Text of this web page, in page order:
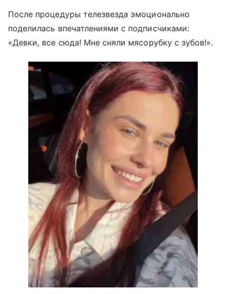
После процедуры телезвезда эмоционально
поделилась впечатлениями с подписчиками:
«Девки, все сюда! Мне сняли мясорубку с зубов!».